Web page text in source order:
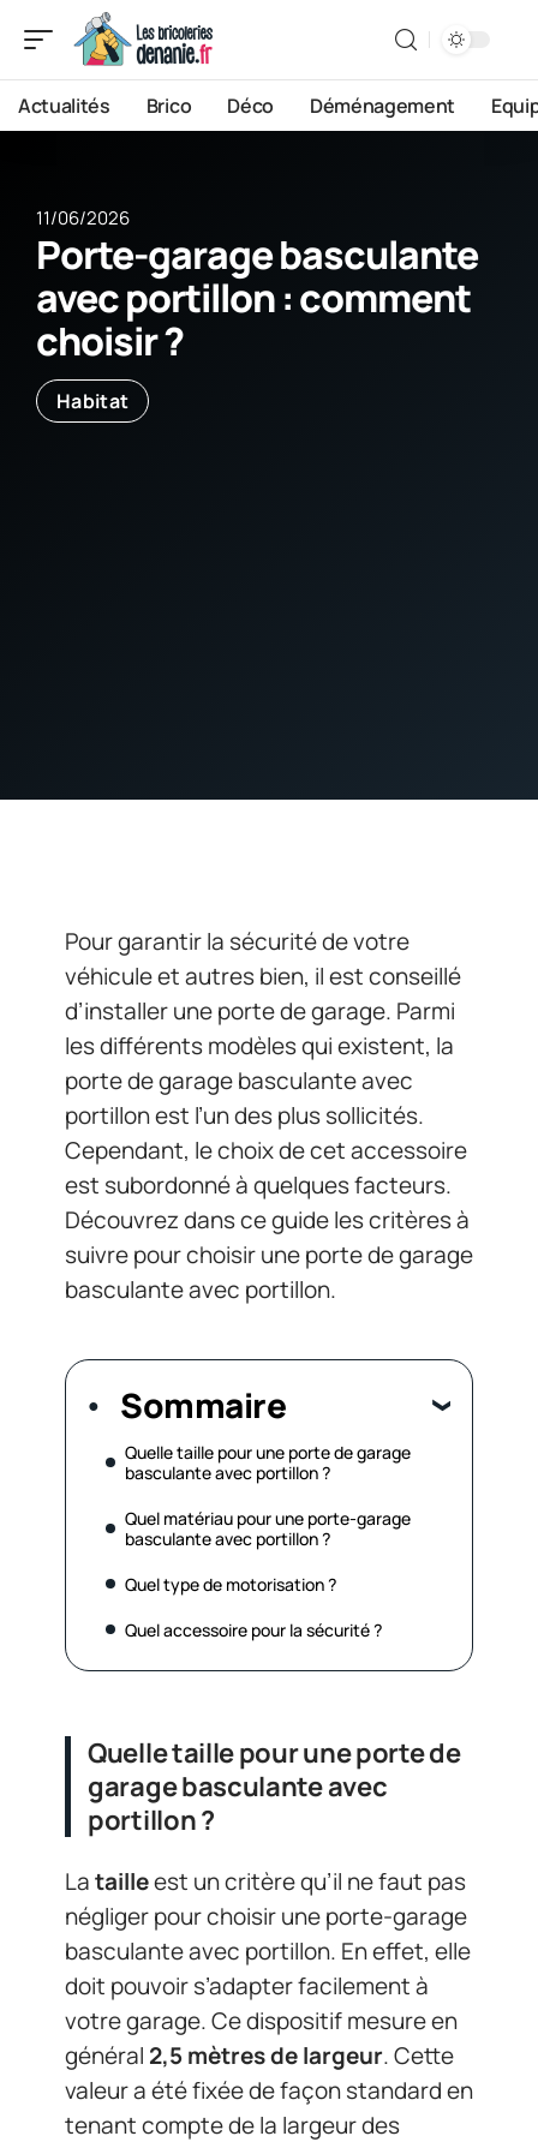
Actualités Brico Déco Déménagement
11/06/2026
Porte-garage basculante
avec portillon : comment
choisir ?
Habitat
Pour garantir la sécurité de votre
véhicule et autres bien, il est conseillé
d’installer une porte de garage. Parmi
les différents modèles qui existent, la
porte de garage basculante avec
portillon est l’un des plus sollicités.
Cependant, le choix de cet accessoire
est subordonné à quelques facteurs.
Découvrez dans ce guide les critères à
suivre pour choisir une porte de garage
basculante avec portillon.
Sommaire
Quelle taille pour une porte de garage
basculante avec portillon ?
Quel matériau pour une porte-garage
basculante avec portillon ?
Quel type de motorisation ?
Quel accessoire pour la sécurité ?
Quelle taille pour une porte de
garage basculante avec
portillon ?
Latailleest un critère qu’il ne faut pas
négliger pour choisir une porte-garage
basculante avec portillon. En effet, elle
doit pouvoir s’adapter facilement à
votre garage. Ce dispositif mesure en
général 2,5 mètres de largeur. Cette
valeur a été fixée de façon standard en
tenant compte de la largeur des